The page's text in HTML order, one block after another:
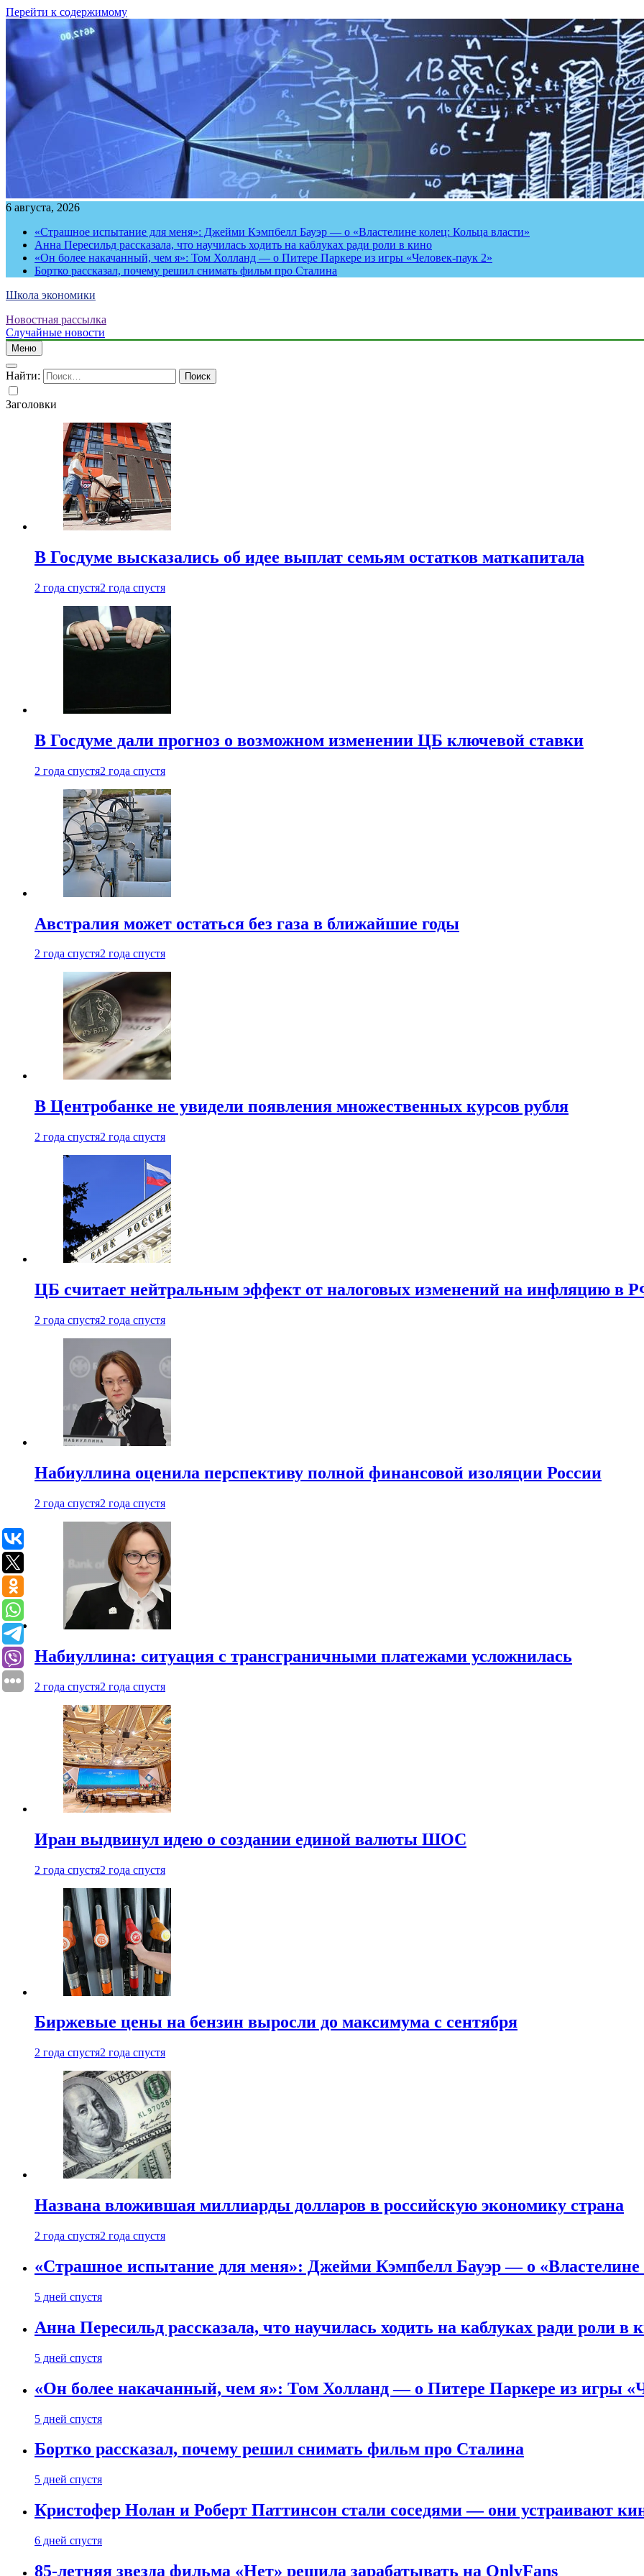
Перейти к содержимому
6 августа, 2026
«Страшное испытание для меня»: Джейми Кэмпбелл Бауэр — о «Властелине колец: Кольца власти»
Анна Пересильд рассказала, что научилась ходить на каблуках ради роли в кино
«Он более накачанный, чем я»: Том Холланд — о Питере Паркере из игры «Человек-паук 2»
Бортко рассказал, почему решил снимать фильм про Сталина
Школа экономики
Новостная рассылка
Случайные новости
Меню
Найти:
Заголовки
В Госдуме высказались об идее выплат семьям остатков маткапитала
2 года спустя2 года спустя
В Госдуме дали прогноз о возможном изменении ЦБ ключевой ставки
2 года спустя2 года спустя
Австралия может остаться без газа в ближайшие годы
2 года спустя2 года спустя
В Центробанке не увидели появления множественных курсов рубля
2 года спустя2 года спустя
ЦБ считает нейтральным эффект от налоговых изменений на инфляцию в
2 года спустя2 года спустя
Набиуллина оценила перспективу полной финансовой изоляции России
2 года спустя2 года спустя
Набиуллина: ситуация с трансграничными платежами усложнилась
2 года спустя2 года спустя
Иран выдвинул идею о создании единой валюты ШОС
2 года спустя2 года спустя
Биржевые цены на бензин выросли до максимума с сентября
2 года спустя2 года спустя
Названа вложившая миллиарды долларов в российскую экономику страна
2 года спустя2 года спустя
«Страшное испытание для меня»: Джейми Кэмпбелл Бауэр — о «Властелине
5 дней спустя
Анна Пересильд рассказала, что научилась ходить на каблуках ради роли в
5 дней спустя
«Он более накачанный, чем я»: Том Холланд — о Питере Паркере из игры
5 дней спустя
Бортко рассказал, почему решил снимать фильм про Сталина
5 дней спустя
Кристофер Нолан и Роберт Паттинсон стали соседями — они устраивают
6 дней спустя
85-летняя звезда фильма «Нет» решила зарабатывать на OnlyFans